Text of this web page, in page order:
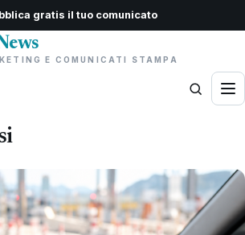
gratis il tuo comunicato
E COMUNICATI STAMPA